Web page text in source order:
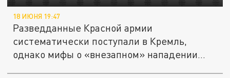
18 ИЮНЯ 19:47
Разведданные Красной армии
систематически поступали в Кремль,
однако мифы о «внезапном» нападении